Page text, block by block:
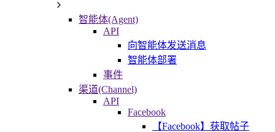
智能体(Agent)
API
向智能体发送消息
智能体部署
事件
渠道(Channel)
API
Facebook
【Facebook】获取帖子